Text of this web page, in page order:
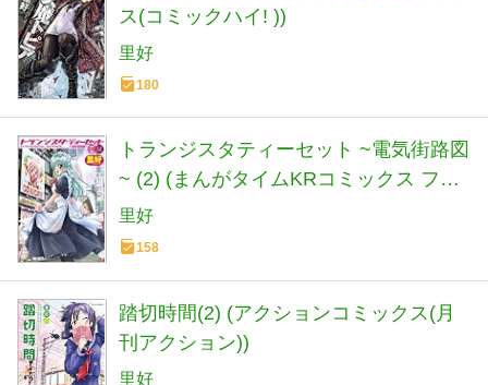
ス(コミックハイ! ))
里好
180
トランジスタティーセット ~電気街路図
~ (2) (まんがタイムKRコミックス フォ
ワードシリーズ)
里好
158
踏切時間(2) (アクションコミックス(月
刊アクション))
里好